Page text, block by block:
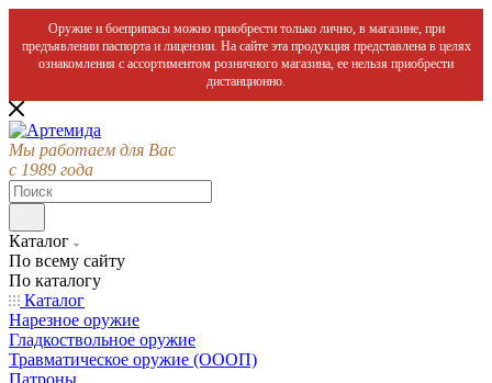
Оружие и боеприпасы можно приобрести только лично, в магазине, при
предъявлении паспорта и лицензии. На сайте эта продукция представлена в целях
ознакомления с ассортиментом розничного магазина, ее нельзя приобрести
дистанционно.
Мы работаем для Вас
с 1989 года
Каталог
По всему сайту
По каталогу
Каталог
Нарезное оружие
Гладкоствольное оружие
Травматическое оружие (ОООП)
Патроны